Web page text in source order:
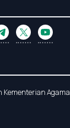
Kementerian Agama